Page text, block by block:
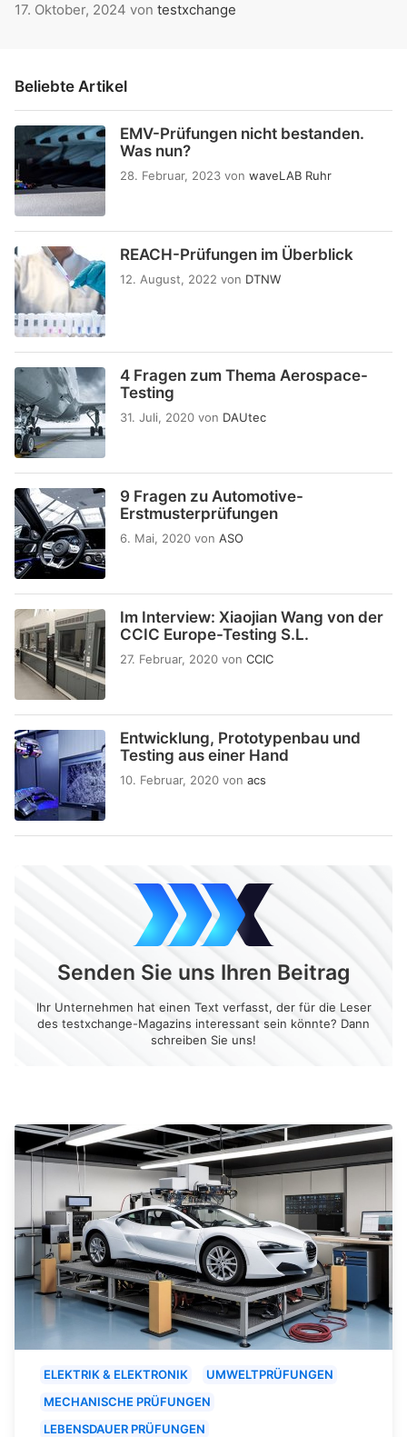
17. Oktober, 2024 von testxchange
Beliebte Artikel
EMV-Prüfungen nicht bestanden.
Was nun?
28. Februar, 2023 von waveLAB Ruhr
REACH-Prüfungen im Überblick
12. August, 2022 von DTNW
4 Fragen zum Thema Aerospace-
Testing
31. Juli, 2020 von DAUtec
9 Fragen zu Automotive-
Erstmusterprüfungen
6. Mai, 2020 von ASO
Im Interview: Xiaojian Wang von der
CCIC Europe-Testing S.L.
27. Februar, 2020 von CCIC
Entwicklung, Prototypenbau und
Testing aus einer Hand
10. Februar, 2020 von acs
Senden Sie uns Ihren Beitrag
Ihr Unternehmen hat einen Text verfasst, der für die Leser
des testxchange-Magazins interessant sein könnte? Dann
schreiben Sie uns!
ELEKTRIK & ELEKTRONIK
UMWELTPRÜFUNGEN
MECHANISCHE PRÜFUNGEN
LEBENSDAUER PRÜFUNGEN